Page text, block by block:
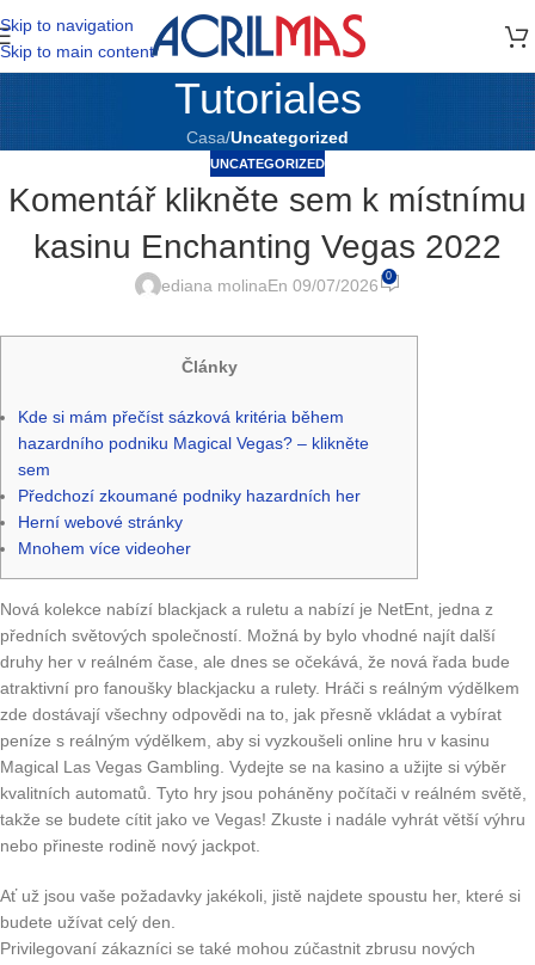
Skip to navigation
Skip to main content
Tutoriales
Casa/Uncategorized
UNCATEGORIZED
Komentář klikněte sem k místnímu
kasinu Enchanting Vegas 2022
ediana molinaEn 09/07/2026 0
Články
Kde si mám přečíst sázková kritéria během
hazardního podniku Magical Vegas? – klikněte
sem
Předchozí zkoumané podniky hazardních her
Herní webové stránky
Mnohem více videoher
Nová kolekce nabízí blackjack a ruletu a nabízí je NetEnt, jedna z
předních světových společností. Možná by bylo vhodné najít další
druhy her v reálném čase, ale dnes se očekává, že nová řada bude
atraktivní pro fanoušky blackjacku a rulety. Hráči s reálným výdělkem
zde dostávají všechny odpovědi na to, jak přesně vkládat a vybírat
peníze s reálným výdělkem, aby si vyzkoušeli online hru v kasinu
Magical Las Vegas Gambling. Vydejte se na kasino a užijte si výběr
kvalitních automatů. Tyto hry jsou poháněny počítači v reálném světě,
takže se budete cítit jako ve Vegas! Zkuste i nadále vyhrát větší výhru
nebo přineste rodině nový jackpot.
Ať už jsou vaše požadavky jakékoli, jistě najdete spoustu her, které si
budete užívat celý den.
Privilegovaní zákazníci se také mohou zúčastnit zbrusu nových